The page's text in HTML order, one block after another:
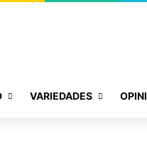
VARIEDADES